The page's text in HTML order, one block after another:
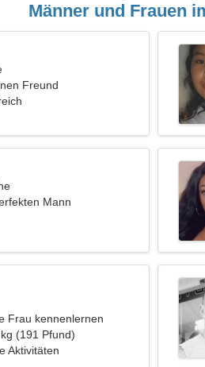
Männer und Frauen
Freund
Mann
Frau kennenlernen
(191 Pfund)
Aktivitäten